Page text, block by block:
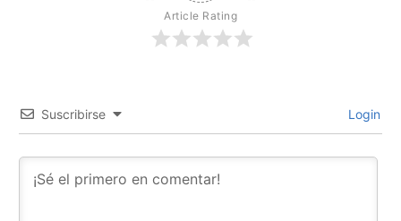
Article Rating
Suscribirse Login